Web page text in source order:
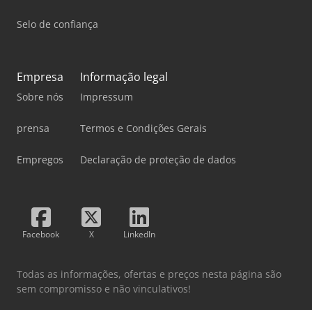
Selo de confiança
Empresa
Sobre nós
prensa
Empregos
Informação legal
Impressum
Termos e Condições Gerais
Declaração de proteção de dados
Facebook X LinkedIn
Todas as informações, ofertas e preços nesta página são
sem compromisso e não vinculativos!